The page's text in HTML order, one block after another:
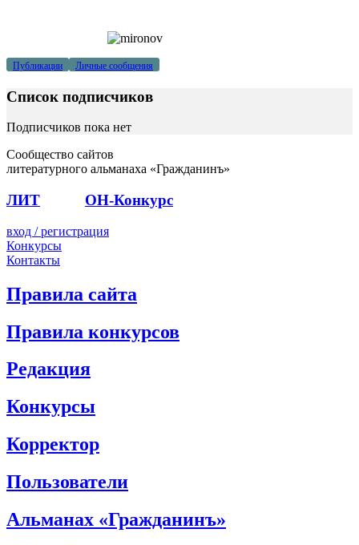
Публикации Личные сообщения
Список подписчиков
Подписчиков пока нет
Сообщество сайтов
литературного альманаха «Гражданинъ»
ЛИТ ОН-Конкурс
вход / регистрация
Конкурсы
Контакты
Правила сайта
Правила конкурсов
Редакция
Конкурсы
Корректор
Пользователи
Альманах «Гражданинъ»